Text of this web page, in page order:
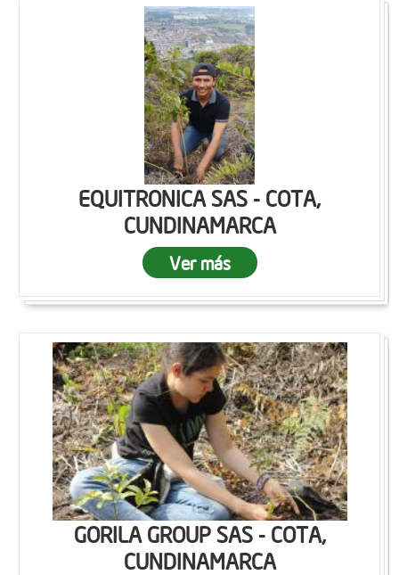
EQUITRONICA SAS - COTA,
CUNDINAMARCA
Ver más
GORILA GROUP SAS - COTA,
CUNDINAMARCA